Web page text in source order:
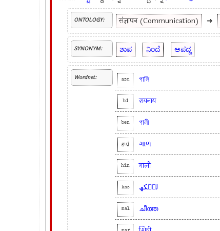
ONTOLOGY: संज्ञापन (Communication) ➜
SYNONYM: ಶಾಪ ನಿಂದೆ ಅಪದ್ದ
Wordnet: asm গালি
bd रायनाय
ben গালী
guj ગાળ
hin गाली
kas لٮ۪کھ
mal ചീത്ത